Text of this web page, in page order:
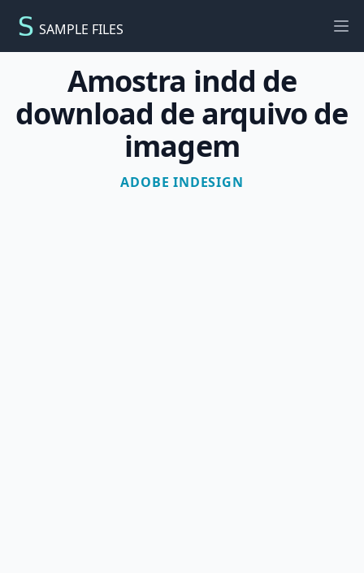
SAMPLE FILES
Amostra indd de
download de arquivo de
imagem
ADOBE INDESIGN